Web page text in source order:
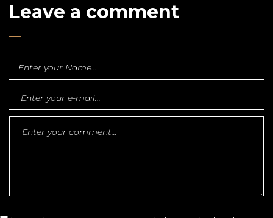
Leave a comment